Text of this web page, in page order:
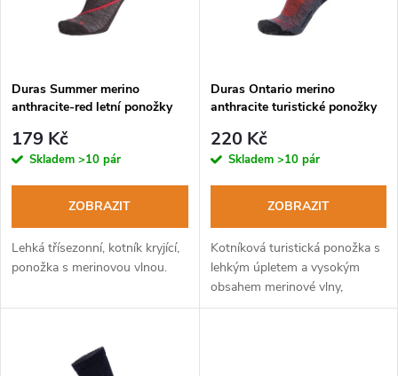
p
r
o
d
u
s
p
r
d
u
Duras Summer merino
anthracite-red letní ponožky
179 Kč
Skladem >10 pár
ZOBRAZIT
Lehká třísezonní, kotník kryjící,
ponožka s merinovou vlnou.
Duras Ontario merino
anthracite turistické ponožky
220 Kč
Skladem >10 pár
ZOBRAZIT
Kotníková turistická ponožka s
lehkým úpletem a vysokým
obsahem merinové vlny,
vhodná pro turistiku i běžné